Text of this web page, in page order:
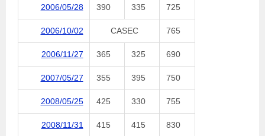
2006/05/28 390 335 725
2006/10/02 CASEC 765
2006/11/27 365 325 690
2007/05/27 355 395 750
2008/05/25 425 330 755
2008/11/31 415 415 830